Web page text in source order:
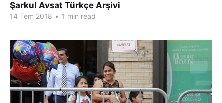
Şarkul Avsat Türkçe Arşivi
14 Tem 2018 • 1 min read